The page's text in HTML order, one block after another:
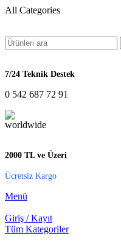
All Categories
7/24 Teknik Destek
0 542 687 72 91
2000 TL ve Üzeri
Ücretsiz Kargo
Menü
Giriş / Kayıt
Tüm Kategoriler